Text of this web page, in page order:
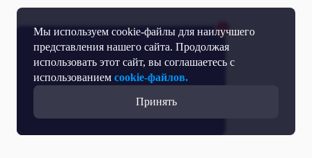
Мы используем cookie-файлы для наилучшего
представления нашего сайта. Продолжая
использовать этот сайт, вы соглашаетесь с
использованием cookie-файлов.
Принять